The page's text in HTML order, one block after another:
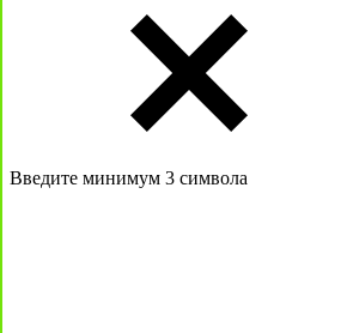
Введите минимум 3 символа